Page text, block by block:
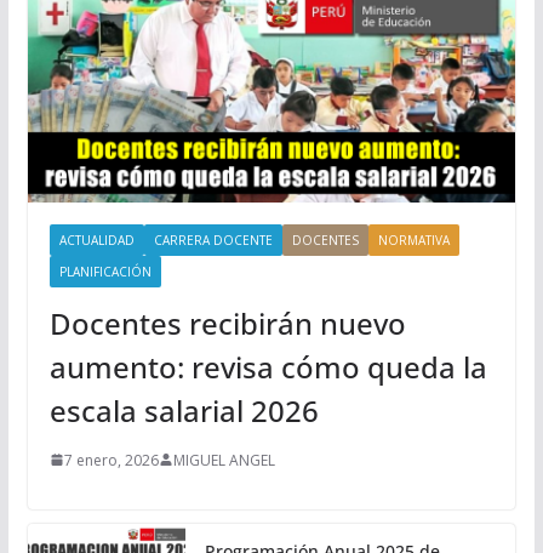
ACTUALIDAD CARRERA DOCENTE DOCENTES
NORMATIVA
PLANIFICACIÓN
Docentes recibirán nuevo
aumento: revisa cómo queda la
escala salarial 2026
7 enero, 2026 MIGUEL ANGEL